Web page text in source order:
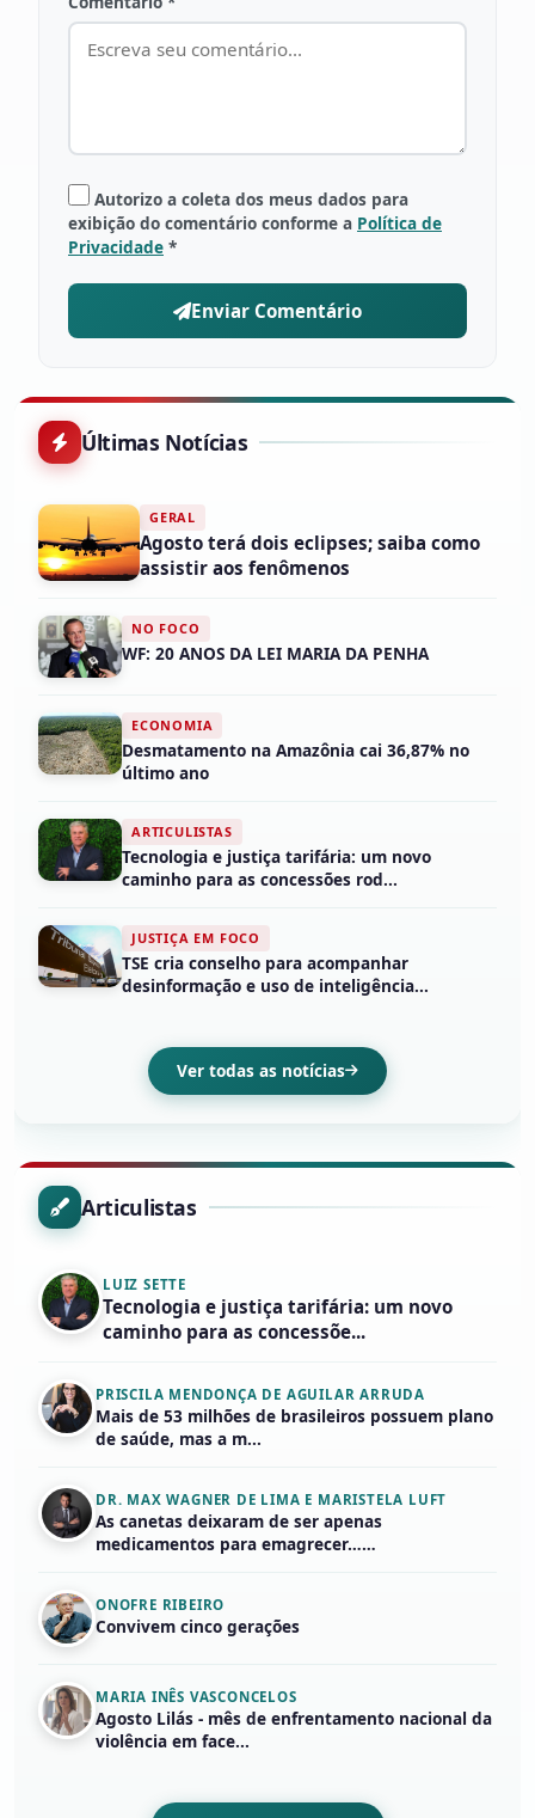
Autorizo a coleta dos meus dados para
exibição do comentário conforme a Política de
Privacidade *
Enviar Comentário
Últimas Notícias
GERAL
Agosto terá dois eclipses; saiba como
assistir aos fenômenos
NO FOCO
WF: 20 ANOS DA LEI MARIA DA PENHA
ECONOMIA
Desmatamento na Amazônia cai 36,87% no
último ano
ARTICULISTAS
Tecnologia e justiça tarifária: um novo
caminho para as concessões rod...
JUSTIÇA EM FOCO
TSE cria conselho para acompanhar
desinformação e uso de inteligência...
Ver todas as notícias
Articulistas
LUIZ SETTE
Tecnologia e justiça tarifária: um novo
caminho para as concessõe...
PRISCILA MENDONÇA DE AGUILAR ARRUDA
Mais de 53 milhões de brasileiros possuem plano
de saúde, mas a m...
DR. MAX WAGNER DE LIMA E MARISTELA LUFT
As canetas deixaram de ser apenas
medicamentos para emagrecer……
ONOFRE RIBEIRO
Convivem cinco gerações
MARIA INÊS VASCONCELOS
Agosto Lilás - mês de enfrentamento nacional da
violência em face...